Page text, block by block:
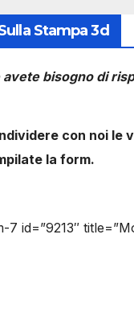
Stampa 3d
bisogno di
con noi le
la form.
id=”9213″